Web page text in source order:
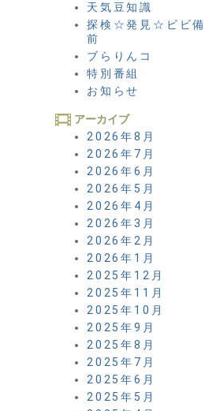
天気豆知識
探検☆発見☆ビビ備
前
ブらりんコ
特別番組
お知らせ
アーカイブ
2026年8月
2026年7月
2026年6月
2026年5月
2026年4月
2026年3月
2026年2月
2026年1月
2025年12月
2025年11月
2025年10月
2025年9月
2025年8月
2025年7月
2025年6月
2025年5月